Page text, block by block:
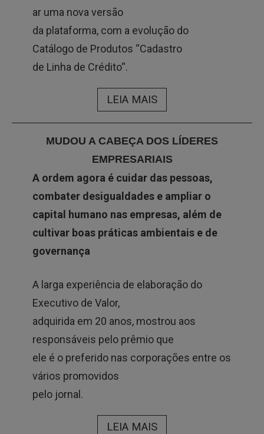
ar uma nova versão
da plataforma, com a evolução do
Catálogo de Produtos “Cadastro
de Linha de Crédito“.
LEIA MAIS
MUDOU A CABEÇA DOS LÍDERES
EMPRESARIAIS
A ordem agora é cuidar das pessoas,
combater desigualdades e ampliar o
capital humano nas empresas, além de
cultivar boas práticas ambientais e de
governança
A larga experiência de elaboração do
Executivo de Valor,
adquirida em 20 anos, mostrou aos
responsáveis pelo prêmio que
ele é o preferido nas corporações entre os
vários promovidos
pelo jornal.
LEIA MAIS